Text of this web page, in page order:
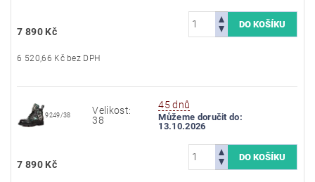
7 890 Kč
6 520,66 Kč bez DPH
9249/38
Velikost:
38
45 dnů
Můžeme doručit do:
13.10.2026
7 890 Kč